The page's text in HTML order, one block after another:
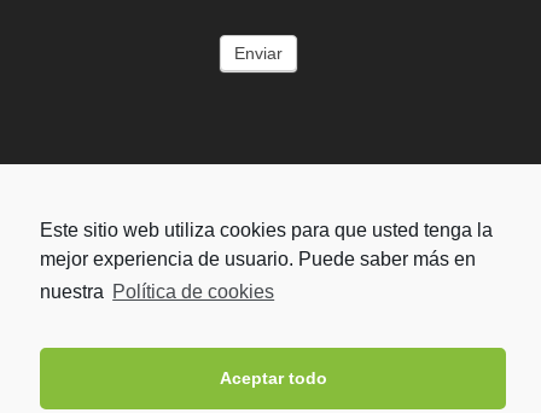
Este sitio web utiliza cookies para que usted tenga la
mejor experiencia de usuario. Puede saber más en
nuestra Política de cookies
Aceptar todo